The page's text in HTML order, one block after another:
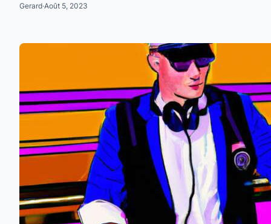
Gerard·Août 5, 2023